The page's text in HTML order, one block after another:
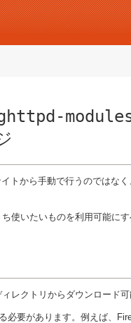
トから手動で行うのではなく
使いたいものを利用可能にす
レクトリからダウンロード可
必要があります。例えば、